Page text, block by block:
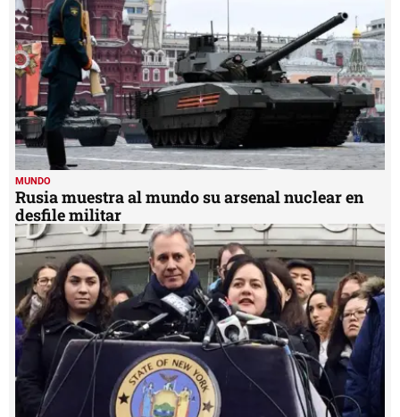
MUNDO
Rusia muestra al mundo su arsenal nuclear en
desfile militar